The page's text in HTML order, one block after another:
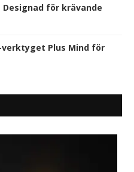
Designad för krävande
verktyget Plus Mind för